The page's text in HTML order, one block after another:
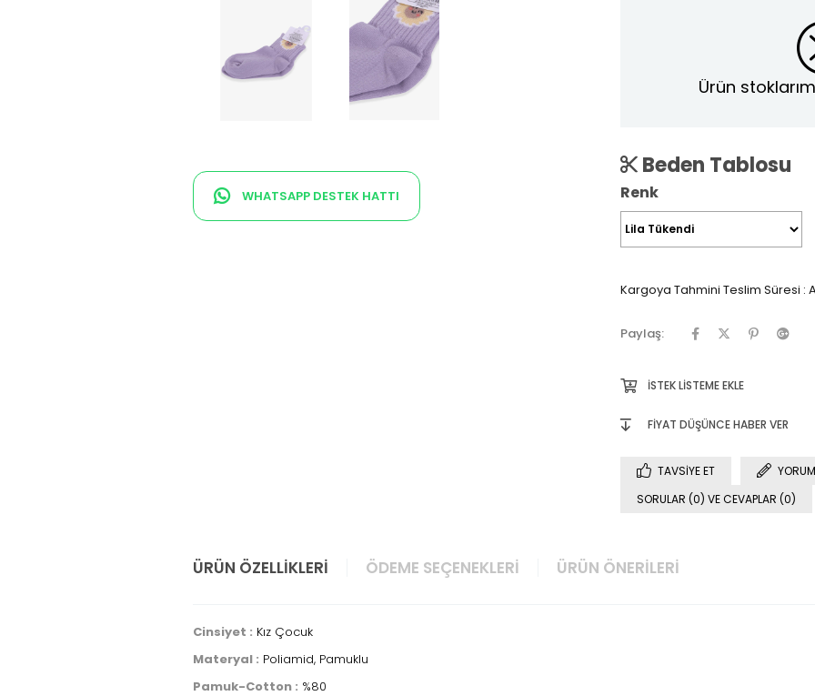
WHATSAPP DESTEK HATTI
Ürün
Beden Tablosu
Renk
Kargoya Tahmini Teslim Süresi :
Paylaş:
İSTEK LISTEME EKLE
FIYAT DÜŞÜNCE HABER VER
TAVSIYE ET
SORULAR (0) VE CEVAPLAR (0)
ÜRÜN ÖZELLIKLERI ÖDEME SEÇENEKLERI ÜRÜN ÖNERILERI
Cinsiyet : Kız Çocuk
Materyal : Poliamid, Pamuklu
Pamuk-Cotton : %80